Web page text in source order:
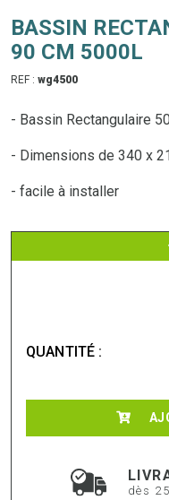
BASSIN
90 CM 5000L
REF : wg4500
- Bassin Rectangulaire
- Dimensions de 340 x
- facile à installer
QUANTITÉ :
dès